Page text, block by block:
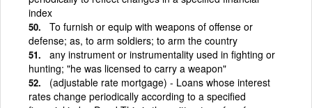
index
To furnish or equip with weapons of offense or
defense; as, to arm soldiers; to arm the country
any instrument or instrumentality used in fighting or
hunting; "he was licensed to carry a weapon"
(adjustable rate mortgage) - Loans whose interest
rates change periodically according to a specified